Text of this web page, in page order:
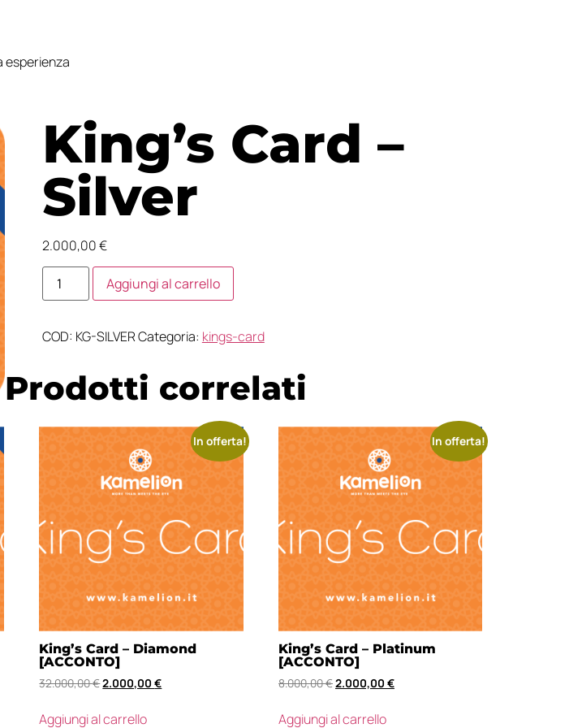
esperienza
King’s Card –
Silver
2.000,00€
Aggiungi al carrello
COD: KG-SILVERCategoria: kings-card
Prodotti correlati
In offerta!
King’s Card – Diamond
[ACCONTO]
32.000,00€2.000,00€
Aggiungi al carrello
In offerta!
King’s Card – Platinum
[ACCONTO]
8.000,00€2.000,00€
Aggiungi al carrello